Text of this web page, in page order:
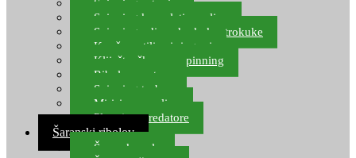
Spinning setovi
Spinning kompleti varalica
Spinning udice, dvokuke, trokuke
Kopče, vrtilice i ringovi
Kliješta, škare za spinning
Ribolov pastrve
Spinning torbe
Mirisi za varalice
Plovci za predatore
Šaranski ribolov
Šaranske role